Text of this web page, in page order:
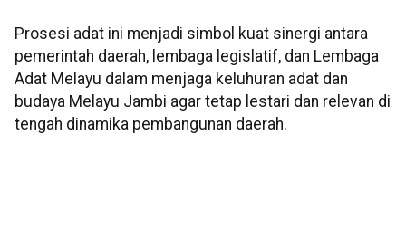
Prosesi adat ini menjadi simbol kuat sinergi antara
pemerintah daerah, lembaga legislatif, dan Lembaga
Adat Melayu dalam menjaga keluhuran adat dan
budaya Melayu Jambi agar tetap lestari dan relevan di
tengah dinamika pembangunan daerah.